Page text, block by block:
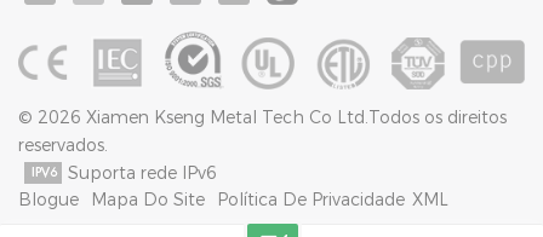
© 2026 Xiamen Kseng Metal Tech Co Ltd.Todos os direitos
reservados.
Suporta rede IPv6
Blogue
Mapa Do Site Política De Privacidade XML